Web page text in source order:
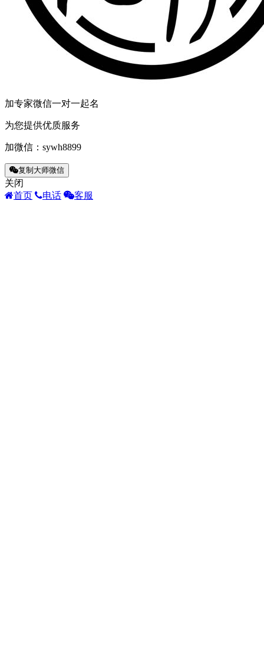
加专家微信一对一起名
为您提供优质服务
加微信： sywh8899
复制大师微信
关闭
首页
电话 客服